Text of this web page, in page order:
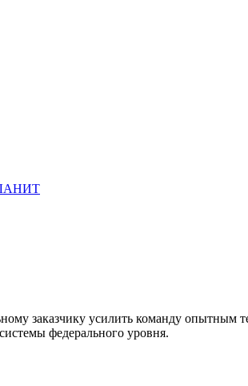
заказчику усилить команду опытным
федерального уровня.